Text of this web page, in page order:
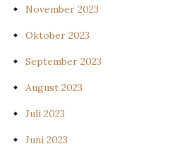
November 2023
Oktober 2023
September 2023
August 2023
Juli 2023
Juni 2023